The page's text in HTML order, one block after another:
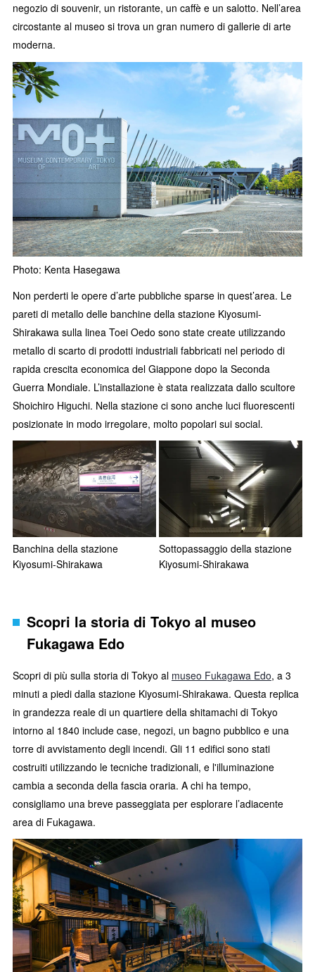
negozio di souvenir, un ristorante, un caffè e un salotto. Nell’area
circostante al museo si trova un gran numero di gallerie di arte
moderna.
Photo: Kenta Hasegawa
Non perderti le opere d’arte pubbliche sparse in quest’area. Le
pareti di metallo delle banchine della stazione Kiyosumi-
Shirakawa sulla linea Toei Oedo sono state create utilizzando
metallo di scarto di prodotti industriali fabbricati nel periodo di
rapida crescita economica del Giappone dopo la Seconda
Guerra Mondiale. L’installazione è stata realizzata dallo scultore
Shoichiro Higuchi. Nella stazione ci sono anche luci fluorescenti
posizionate in modo irregolare, molto popolari sui social.
Banchina della stazione
Kiyosumi-Shirakawa
Sottopassaggio della stazione
Kiyosumi-Shirakawa
Scopri la storia di Tokyo al museo
Fukagawa Edo
Scopri di più sulla storia di Tokyo al museo Fukagawa Edo, a 3
minuti a piedi dalla stazione Kiyosumi-Shirakawa. Questa replica
in grandezza reale di un quartiere della shitamachi di Tokyo
intorno al 1840 include case, negozi, un bagno pubblico e una
torre di avvistamento degli incendi. Gli 11 edifici sono stati
costruiti utilizzando le tecniche tradizionali, e l'illuminazione
cambia a seconda della fascia oraria. A chi ha tempo,
consigliamo una breve passeggiata per esplorare l’adiacente
area di Fukagawa.